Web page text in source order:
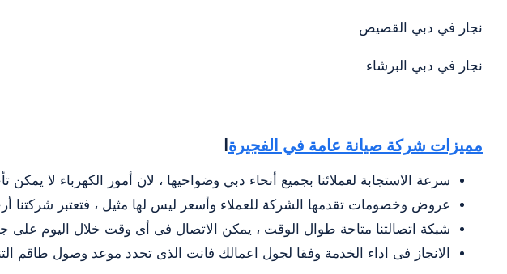
نجار في دبي القصيص
نجار في دبي البرشاء
مميزات شركة صيانة عامة في الفجيرة
سرعة الاستجابة لعملائنا بجميع أنحاء دبي وضواحيها ، لان أمور الكهرباء لا
عروض وخصومات تقدمها الشركة للعملاء وأسعر ليس لها مثيل ، فتعتبر شركتنا
شبكة اتصالتنا متاحة طوال الوقت ، يمكن الاتصال فى أى وقت خلال اليوم
الانجاز فى اداء الخدمة وفقا لجول اعمالك فانت الذى تحدد موعد وصول طاقم